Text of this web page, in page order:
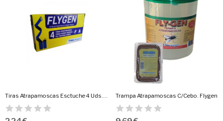
Trampa Atrapamoscas C/Cebo. Flygen